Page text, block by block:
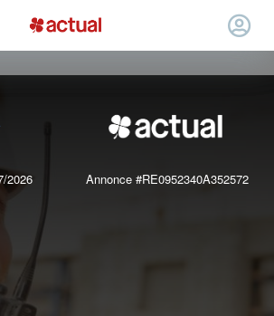
2026 Annonce #RE0952340A352572